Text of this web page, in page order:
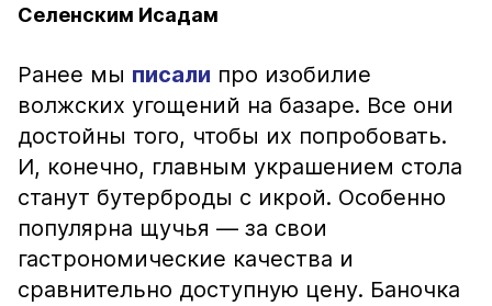
Селенским Исадам
Ранее мы писали про изобилие
волжских угощений на базаре. Все они
достойны того, чтобы их попробовать.
И, конечно, главным украшением стола
станут бутерброды с икрой. Особенно
популярна щучья — за свои
гастрономические качества и
сравнительно доступную цену. Баночка